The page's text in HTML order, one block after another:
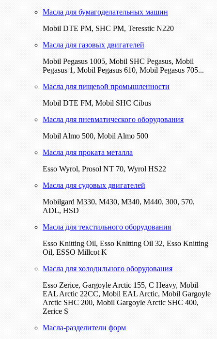
Масла для бумагоделательных машин
Mobil DTE РМ, SHC PM, Teresstic N220
Масла для газовых двигателей
Mobil Pegasus 1005, Mobil SHC Pegasus, Mobil
Pegasus 1, Mobil Pegasus 610, Mobil Pegasus 705...
Масла для пищевой промышленности
Mobil DTE FM, Mobil SHC Cibus
Масла для пневматического оборудования
Mobil Almo 500, Mobil Almo 500
Масла для проката металла
Esso Wyrol, Prosol NT 70, Wyrol HS22
Масла для судовых двигателей
Mobilgard M330, M430, M340, M440, 300, 570,
ADL, HSD
Масла для текстильного оборудования
Esso Knitting Oil, Esso Knitting Oil 32, Esso Knitting
Oil, ESSO Millcot K
Масла для холодильного оборудования
Esso Zerice, Gargoyle Arctic 155, С Heavy, Mobil
EAL Arctic 22CC, Mobil EAL Arctic, Mobil Gargoyle
Arctic SHC 200, Mobil Gargoyle Arctic SHC 400,
Zerice S
Масла-разделители форм